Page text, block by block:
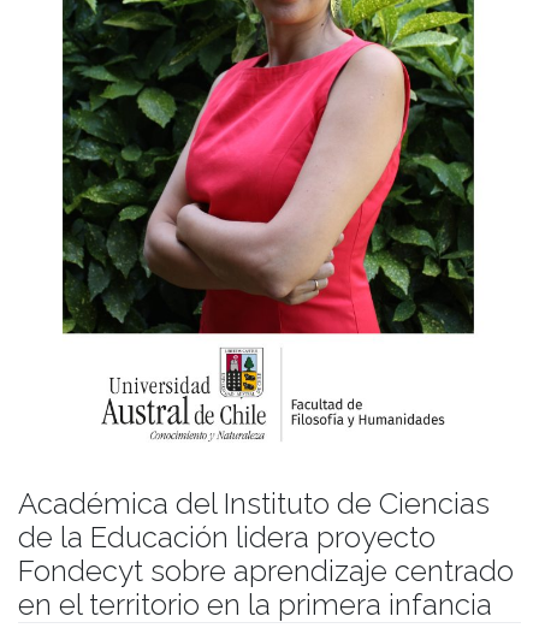
Académica del Instituto de Ciencias
de la Educación lidera proyecto
Fondecyt sobre aprendizaje centrado
en el territorio en la primera infancia